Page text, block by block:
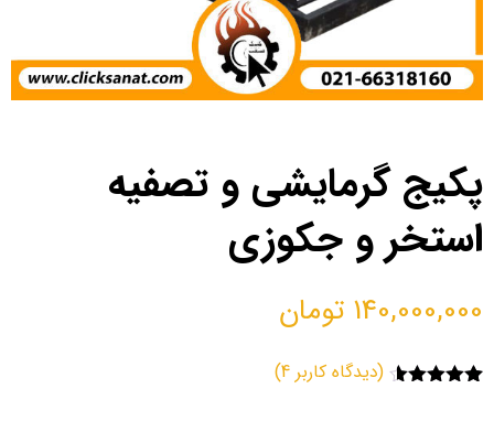
پکیج گرمایشی و تصفیه
استخر و جکوزی
140,000,000 تومان
(دیدگاه کاربر4
)